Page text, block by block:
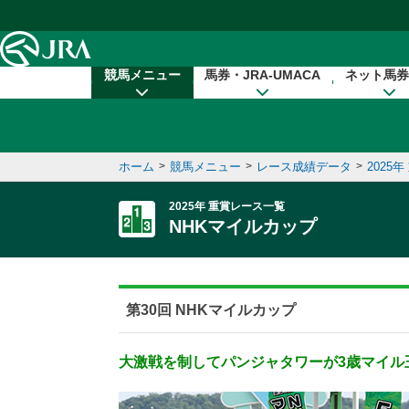
競馬メニュー 馬券・JRA-UMACA ネット馬
ホーム > 競馬メニュー > レース成績データ > 2025年
2025年 重賞レース一覧
NHKマイルカップ
第30回 NHKマイルカップ
大激戦を制してパンジャタワーが3歳マイル